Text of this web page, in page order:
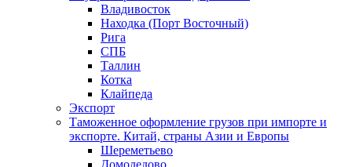
Владивосток
Находка (Порт Восточный)
Рига
СПБ
Таллин
Котка
Клайпеда
Экспорт
Таможенное оформление грузов при импорте и
экспорте. Китай, страны Азии и Европы
Шереметьево
Домодедово